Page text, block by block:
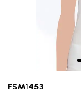
FSM1453